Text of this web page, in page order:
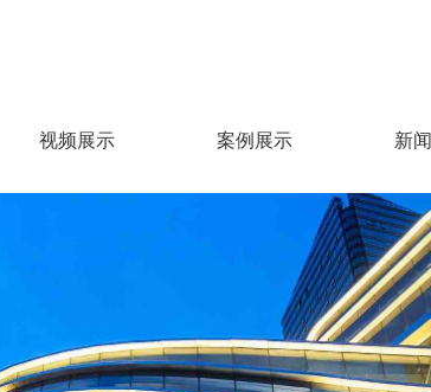
视频展示 案例展示 新